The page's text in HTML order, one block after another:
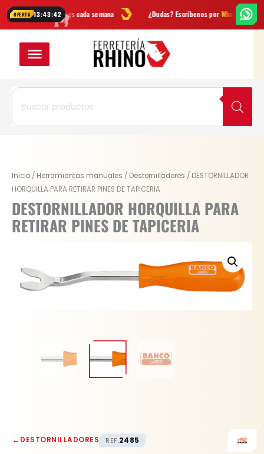
OFERTA 13:43:42
y novedades cada semana ¿Dudas? Escríbenos porWhatsApp
contenido
Búsqueda
productos
Inicio / Herramientas manuales / Destornilladores / DESTORNILLADOR
HORQUILLA PARA RETIRAR PINES DE TAPICERIA
DESTORNILLADOR HORQUILLA PARA
RETIRAR PINES DE TAPICERIA
←DESTORNILLADORES REF.2485
DESTORNILLADOR
HORQUILLA
PARA
RETIRAR
PINES
cantidad